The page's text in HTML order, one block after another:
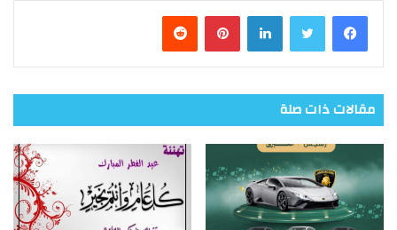
فيسبوك تويتر لينكدإن بينتيريست
مقالات ذات صلة